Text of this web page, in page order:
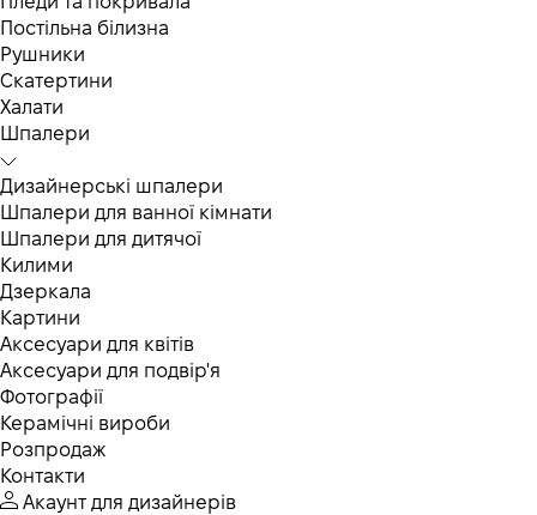
Постільна білизна
Рушники
Скатертини
Халати
Шпалери
Дизайнерські шпалери
Шпалери для ванної кімнати
Шпалери для дитячої
Килими
Дзеркала
Картини
Аксесуари для квітів
Аксесуари для подвір'я
Фотографії
Керамічні вироби
Розпродаж
Контакти
Акаунт для дизайнерів